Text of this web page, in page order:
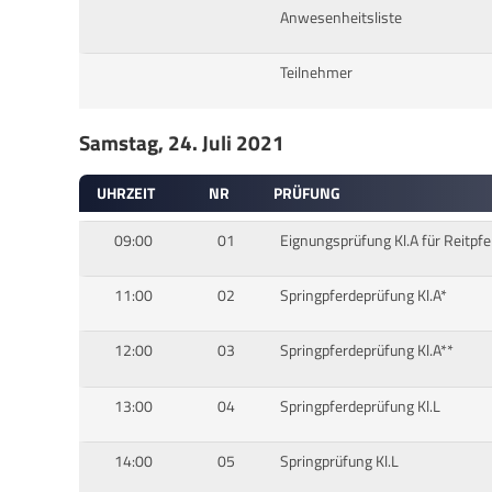
Anwesenheitsliste
Teilnehmer
Samstag, 24. Juli 2021
UHRZEIT NR
PRÜFUNG
09:00
01 Eignungsprüfung Kl.A für
11:00 02 Springpferdeprüfung Kl.A*
12:00 03 Springpferdeprüfung Kl.A**
13:00 04 Springpferdeprüfung Kl.L
14:00 05 Springprüfung Kl.L